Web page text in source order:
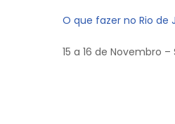
O que fazer no Rio
15 a 16 de Novembro